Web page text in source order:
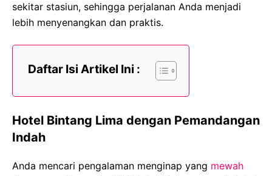
sekitar stasiun, sehingga perjalanan Anda menjadi
lebih menyenangkan dan praktis.
Daftar Isi Artikel Ini :
Hotel Bintang Lima dengan Pemandangan
Indah
Anda mencari pengalaman menginap yang mewah